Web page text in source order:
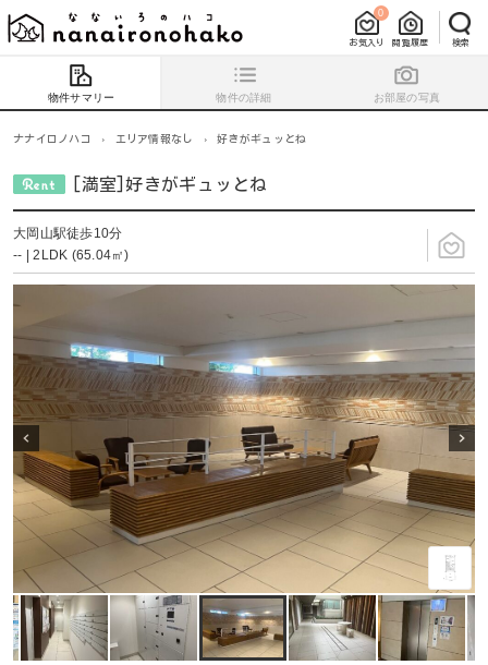
お気入り
0
閲覧履歴 検索
物件サマリー 物件の詳細 お部屋の写真
ナナイロノハコ › エリア情報なし › 好きがギュッとね
[満室]好きがギュッとね
大岡山駅徒歩10分
-- | 2LDK (65.04㎡)